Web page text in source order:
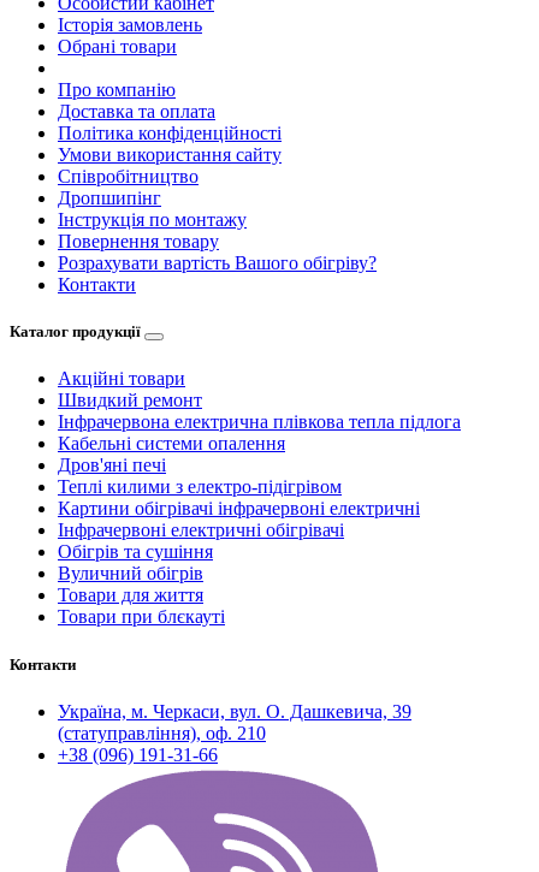
Історія замовлень
Обрані товари
Про компанію
Доставка та оплата
Політика конфіденційності
Умови використання сайту
Співробітництво
Дропшипінг
Інструкція по монтажу
Повернення товару
Розрахувати вартість Вашого обігріву?
Контакти
Каталог продукції
Акційні товари
Швидкий ремонт
Інфрачервона електрична плівкова тепла підлога
Кабельні системи опалення
Дров'яні печі
Теплі килими з електро-підігрівом
Картини обігрівачі інфрачервоні електричні
Інфрачервоні електричні обігрівачі
Обігрів та сушіння
Вуличний обігрів
Товари для життя
Товари при блєкауті
Контакти
Україна, м. Черкаси, вул. О. Дашкевича, 39
(статуправління), оф. 210
+38 (096) 191-31-66